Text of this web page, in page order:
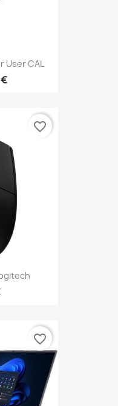
User CAL
favorite_border
favorite_border